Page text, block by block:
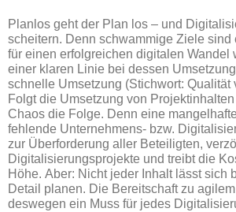
Planlos geht der Plan los – und
scheitern. Denn schwammige Ziele sind
für einen erfolgreichen digitalen Wandel
einer klaren Linie bei dessen
schnelle Umsetzung (Stichwort: Qualität
Folgt die Umsetzung von
Chaos die Folge. Denn eine
fehlende Unternehmens- bzw.
zur Überforderung aller Beteiligten,
Digitalisierungsprojekte und treibt die
Höhe. Aber: Nicht jeder Inhalt lässt sich
Detail planen. Die Bereitschaft zu
deswegen ein Muss für jedes